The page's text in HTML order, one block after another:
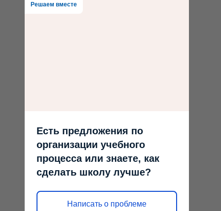
Решаем вместе
Есть предложения по
организации учебного
процесса или знаете, как
сделать школу лучше?
Написать о проблеме